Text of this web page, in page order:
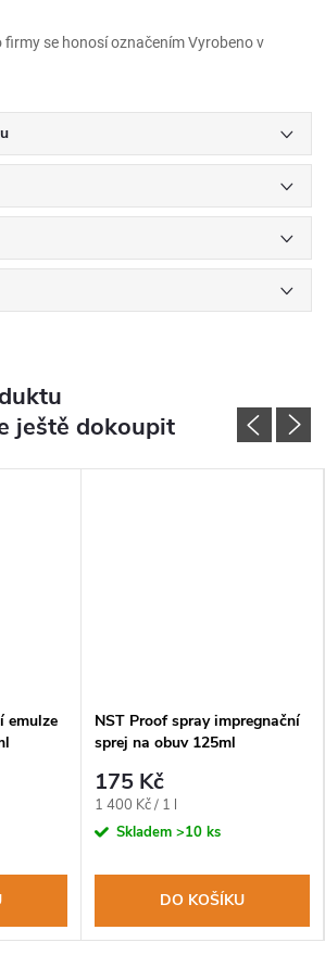
se honosí označením Vyrobeno v
ještě dokoupit
emulze
NST Proof spray impregnační
sprej na obuv 125ml
175 Kč
Měrná
cena:
1 400 Kč / 1 l
Skladem >10 ks
DO KOŠÍKU